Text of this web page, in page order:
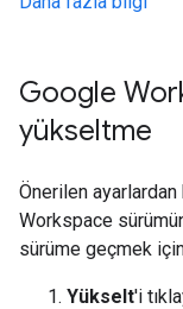
Google
yükseltme
Önerilen ayarlardan
Workspace
sürüme geçmek
Yükselt'i